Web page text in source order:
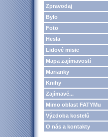
Zpravodaj
Bylo
Foto
Hesla
Lidové misie
Mapa zajímavostí
Marianky
Knihy
Zajímavé...
Mimo oblast FATYMu
Výzdoba kostelů
O nás a kontakty